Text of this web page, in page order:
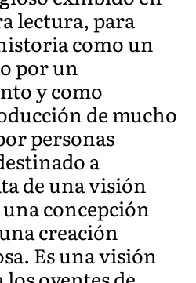
lectura, para
como un
por un
y como
de mucho
personas
a
de una visión
una concepción
creación
Es una visión